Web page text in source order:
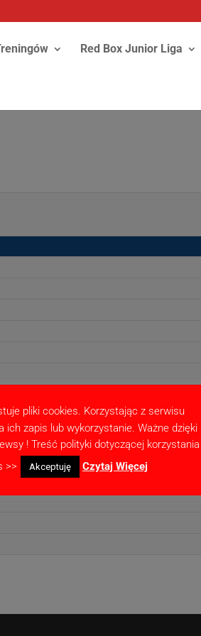
Red Box Junior Liga
pliki cookies. Korzystając z serwisu
ich zapis lub wykorzystanie. Ważne dzięki
! Treść polityki dotyczącej
>>
Akceptuję Czytaj Więcej